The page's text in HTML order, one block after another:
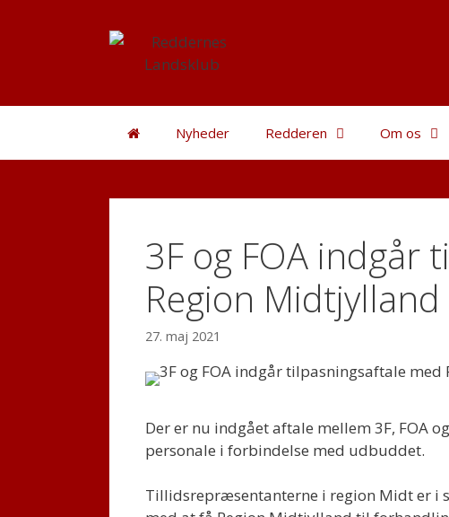
Nyheder Redderen Om os
3F og FOA indgår
Region Midtjylland
27. maj 2021
Der er nu indgået aftale mellem 3F, FOA
personale i forbindelse med udbuddet.
Tillidsrepræsentanterne i region Midt er i